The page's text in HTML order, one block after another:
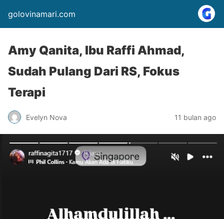
golovinamari.com
Amy Qanita, Ibu Raffi Ahmad,
Sudah Pulang Dari RS, Fokus
Terapi
Evelyn Nova 11 bulan ago